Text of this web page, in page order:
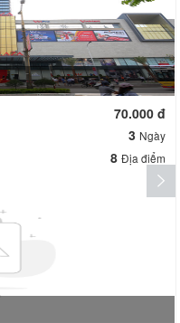
70.000 đ
3 Ngày
8 Địa điểm